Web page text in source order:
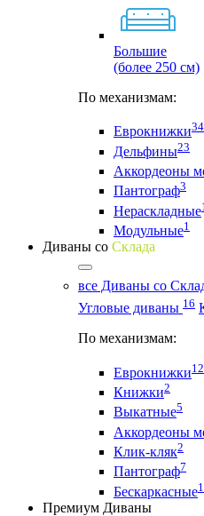
Большие
(более 250 см)
По механизмам:
Еврокнижки34
Дельфины23
Аккордеоны
Пантограф3
Нераскладные1
Модульные1
Диваны со Склада
все Диваны со
Угловые диваны 16
По механизмам:
Еврокнижки12
Книжки2
Выкатные5
Аккордеоны
Клик-кляк2
Пантограф7
Бескаркасные1
Премиум Диваны